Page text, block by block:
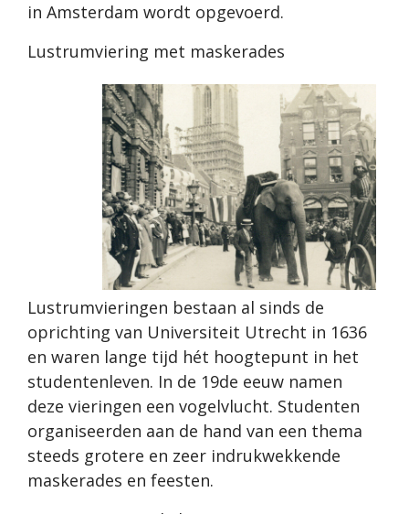
in Amsterdam wordt opgevoerd.
Lustrumviering met maskerades
Lustrumvieringen bestaan al sinds de
oprichting van Universiteit Utrecht in 1636
en waren lange tijd hét hoogtepunt in het
studentenleven. In de 19de eeuw namen
deze vieringen een vogelvlucht. Studenten
organiseerden aan de hand van een thema
steeds grotere en zeer indrukwekkende
maskerades en feesten.